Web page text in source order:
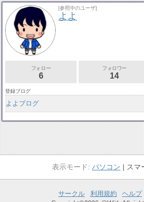
[参照中のユーザ]
よよ
フォロー
6
フォロワー
14
登録ブログ
よよブログ
パソコン スマ
サークル 利用規約 ヘルプ